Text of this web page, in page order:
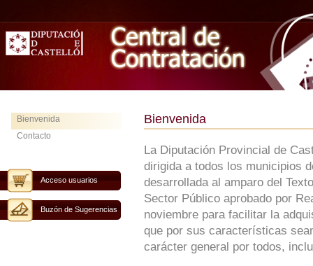
Bienvenida
Contacto
Acceso usuarios
Buzón de Sugerencias
Bienvenida
La Diputación Provincial de
dirigida a todos los municipios
desarrollada al amparo del
Sector Público aprobado por
noviembre para facilitar la
que por sus características
carácter general por todos,